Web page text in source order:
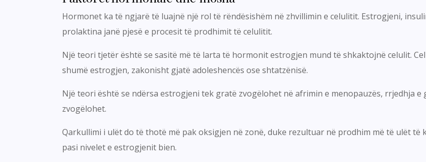
Hormonet ka të ngjarë të luajnë një rol të rëndësishëm në zhvillimin e celulitit. Estrogjeni,
prolaktina janë pjesë e procesit të prodhimit të celulitit.
Një teori tjetër është se sasitë më të larta të hormonit estrogjen mund të shkaktojnë celulit.
shumë estrogjen, zakonisht gjatë adoleshencës ose shtatzënisë.
Një teori është se ndërsa estrogjeni tek gratë zvogëlohet në afrimin e menopauzës, rrjedhja
zvogëlohet.
Qarkullimi i ulët do të thotë më pak oksigjen në zonë, duke rezultuar në prodhim më të ulët
pasi nivelet e estrogjenit bien.